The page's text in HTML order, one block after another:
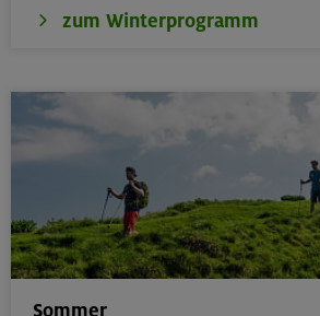
zum Winterprogramm
Sommer